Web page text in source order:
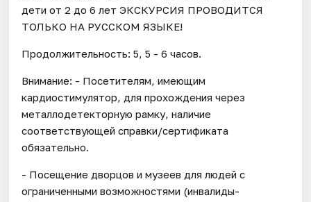
дети от 2 до 6 лет ЭКСКУРСИЯ ПРОВОДИТСЯ
ТОЛЬКО НА РУССКОМ ЯЗЫКЕ!
Продолжительность: 5, 5 - 6 часов.
Внимание: - Посетителям, имеющим
кардиостимулятор, для прохождения через
металлодетекторную рамку, наличие
соответствующей справки/сертификата
обязательно.
- Посещение дворцов и музеев для людей с
ограниченными возможностями (инвалиды-